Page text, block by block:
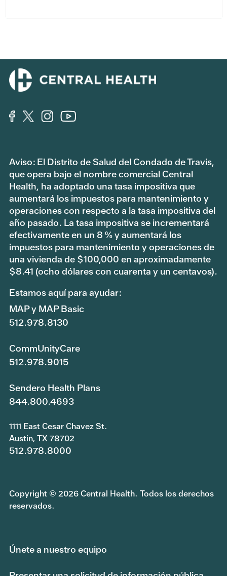
Aviso: El Distrito de Salud del Condado de Travis,
que opera bajo el nombre comercial Central
Health, ha adoptado una tasa impositiva que
aumentará los impuestos para mantenimiento y
operaciones con respecto a la tasa impositiva del
año pasado. La tasa impositiva se incrementará
efectivamente en un 8 % y aumentará los
impuestos para mantenimiento y operaciones de
una vivienda de $100,000 en aproximadamente
$8.41 (ocho dólares con cuarenta y un centavos).
Estamos aquí para ayudar:
MAP y MAP Basic
512.978.8130
CommUnityCare
512.978.9015
Sendero Health Plans
844.800.4693
1111 East Cesar Chavez St.
Austin, TX 78702
512.978.8000
Copyright © 2026 Central Health. Todos los derechos
reservados.
Únete a nuestro equipo